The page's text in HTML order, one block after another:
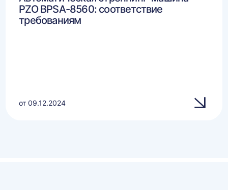
PZO BPSA-8560: соответствие
требованиям
от 09.12.2024